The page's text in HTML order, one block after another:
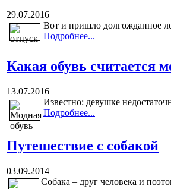
29.07.2016
Вот и пришло долгожданное
Подробнее...
Какая обувь считается
13.07.2016
Известно: девушке
Подробнее...
Путешествие с собакой
03.09.2014
Собака – друг человека и